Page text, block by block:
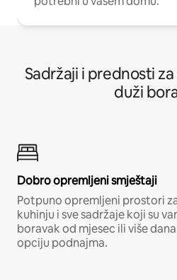
Sadržaji i prednosti
duži
Dobro opremljeni smještaji
Potpuno opremljeni prostori
kuhinju i sve sadržaje koji su
boravak od mjesec ili više
opciju podnajma.